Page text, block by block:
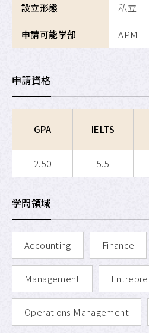
設立形態 私立
申請可能学部 APM
申請資格
GPA IELTS
2.50 5.5
学問領域
Accounting Finance
Management
Operations Management
APU SALC
APU 学生留学アドバイザー